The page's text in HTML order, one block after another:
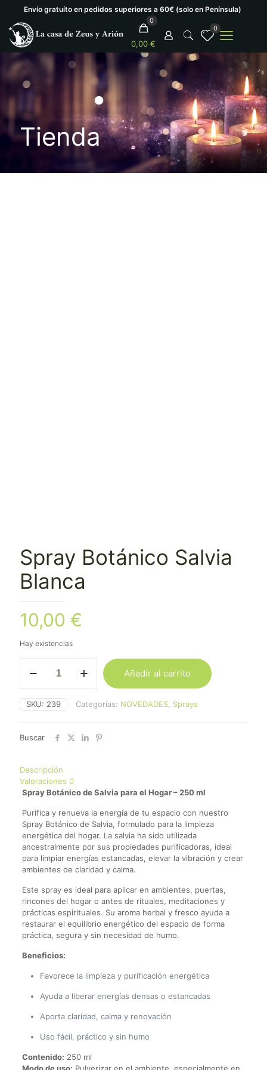
Envío gratuíto en pedidos superiores a 60€ (solo en Península)
0
0,00 €
0
Tienda
Spray Botánico Salvia
Blanca
10,00 €
Hay existencias
Botánico
Blanca
cantidad
Añadir al carrito
SKU: 239 Categorías: NOVEDADES Sprays
Buscar
Descripción
Valoraciones 0
Spray Botánico de Salvia para el Hogar – 250 ml
Purifica y renueva la energía de tu espacio con nuestro
Spray Botánico de Salvia, formulado para la limpieza
energética del hogar. La salvia ha sido utilizada
ancestralmente por sus propiedades purificadoras, ideal
para limpiar energías estancadas, elevar la vibración y crear
ambientes de claridad y calma.
Este spray es ideal para aplicar en ambientes, puertas,
rincones del hogar o antes de rituales, meditaciones y
prácticas espirituales. Su aroma herbal y fresco ayuda a
restaurar el equilibrio energético del espacio de forma
práctica, segura y sin necesidad de humo.
Beneficios:
Favorece la limpieza y purificación energética
Ayuda a liberar energías densas o estancadas
Aporta claridad, calma y renovación
Uso fácil, práctico y sin humo
Contenido: 250 ml